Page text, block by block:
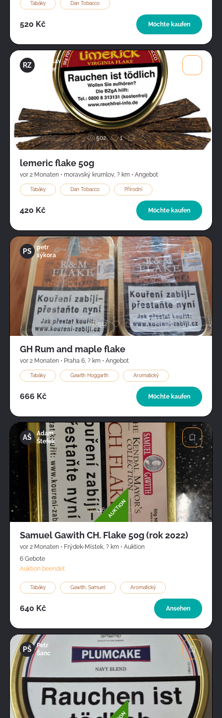
Tabáky Dan Tobacco
520 Kč Möchte kaufen
Bild
RZ
rostislav
ziegler
502 1
lemeric flake 50g
vor 2 Monaten • moravský krumlov, ? km • Angebot
Tabáky Dan Tobacco Přírodní
420 Kč Möchte kaufen
Bild
PS
petr
sýkora
912
GH Rum and maple flake
vor 2 Monaten • Praha 6, ? km • Angebot
Tabáky Gawith Hoggarth Aromatický
666 Kč Möchte kaufen
Bild
AŠ
Adam
Štefek
1165AUKTION
Samuel Gawith CH. Flake 50g (rok 2022)
vor 2 Monaten • Frýdek-Místek, ? km • Auktion
6 Gebote
Auktion beendet
Tabáky Gawith, Samuel Aromatický
640 Kč Ansehen
Bild
PŠ
Petr
Šanc